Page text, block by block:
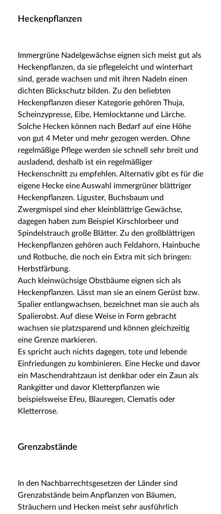
Heckenpflanzen
Immergrüne Nadelgewächse eignen sich meist gut als
Heckenpflanzen, da sie pflegeleicht und winterhart
sind, gerade wachsen und mit ihren Nadeln einen
dichten Blickschutz bilden. Zu den beliebten
Heckenpflanzen dieser Kategorie gehören Thuja,
Scheinzypresse, Eibe, Hemlocktanne und Lärche.
Solche Hecken können nach Bedarf auf eine Höhe
von gut 4 Meter und mehr gezogen werden. Ohne
regelmäßige Pflege werden sie schnell sehr breit und
ausladend, deshalb ist ein regelmäßiger
Heckenschnitt zu empfehlen. Alternativ gibt es für die
eigene Hecke eine Auswahl immergrüner blättriger
Heckenpflanzen. Liguster, Buchsbaum und
Zwergmispel sind eher kleinblättrige Gewächse,
dagegen haben zum Beispiel Kirschlorbeer und
Spindelstrauch große Blätter. Zu den großblättrigen
Heckenpflanzen gehören auch Feldahorn, Hainbuche
und Rotbuche, die noch ein Extra mit sich bringen:
Herbstfärbung.
Auch kleinwüchsige Obstbäume eignen sich als
Heckenpflanzen. Lässt man sie an einem Gerüst bzw.
Spalier entlangwachsen, bezeichnet man sie auch als
Spalierobst. Auf diese Weise in Form gebracht
wachsen sie platzsparend und können gleichzeitig
eine Grenze markieren.
Es spricht auch nichts dagegen, tote und lebende
Einfriedungen zu kombinieren. Eine Hecke und davor
ein Maschendrahtzaun ist denkbar oder ein Zaun als
Rankgitter und davor Kletterpflanzen wie
beispielsweise Efeu, Blauregen, Clematis oder
Kletterrose.
Grenzabstände
In den Nachbarrechtsgesetzen der Länder sind
Grenzabstände beim Anpflanzen von Bäumen,
Sträuchern und Hecken meist sehr ausführlich